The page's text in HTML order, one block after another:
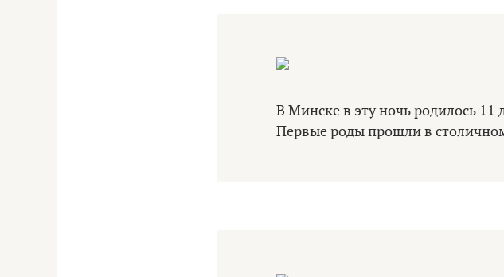
В Минске в эту ночь родилось 11
Первые роды прошли в